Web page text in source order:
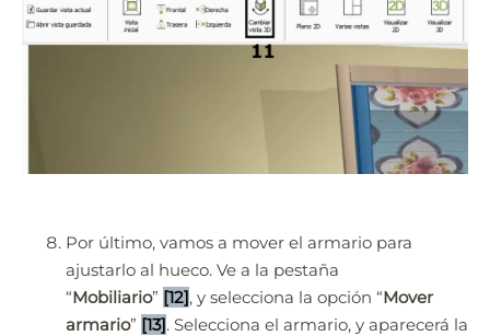
Por último, vamos a mover el armario para
ajustarlo al hueco. Ve a la pestaña
“Mobiliario” [12], y selecciona la opción “Mover
armario” [13]. Selecciona el armario, y aparecerá la